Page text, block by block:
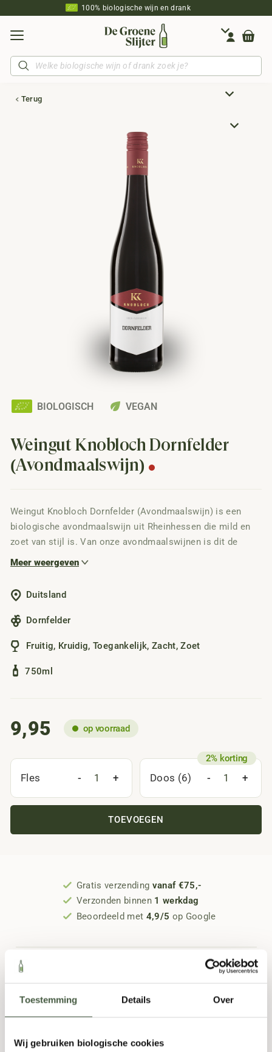
Toestemming Details Over
Wij gebruiken biologische cookies
100% biologische wijn en drank
Producten
zoeken
Terug
BIOLOGISCH eco VEGAN
Weingut Knobloch Dornfelder
(Avondmaalswijn)
Weingut Knobloch Dornfelder (Avondmaalswijn) is een
biologische avondmaalswijn uit Rheinhessen die mild en
zoet van stijl is. Van onze avondmaalswijnen is dit de
zoetste variant, met rijpe kersen, blauwe bessen,
mooi aan op het sappige karakter, waardoor elke slok
aangenaam en rond overkomt. Deze wijn past goed bij het
avondmaal en combineert ook goed met ham, paté,
Meer weergeven
Duitsland
Dornfelder
Fruitig, Kruidig,Toegankelijk, Zacht,Zoet
750ml
9,95 op voorraad
Fles - + Doos (6) - +
TOEVOEGEN
Gratis verzending vanaf €75,-
Verzonden binnen 1 werkdag
Beoordeeld met 4,9/5 op Google
Specificaties
Beoordelingen